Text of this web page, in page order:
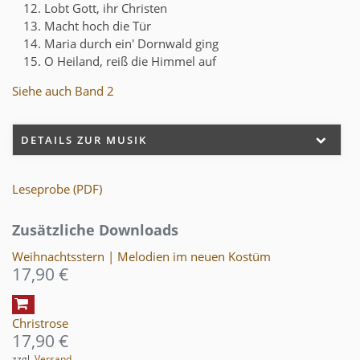
Lobt Gott, ihr Christen
Macht hoch die Tür
Maria durch ein' Dornwald ging
O Heiland, reiß die Himmel auf
Siehe auch Band 2
DETAILS ZUR MUSIK
Leseprobe (PDF)
Zusätzliche Downloads
Weihnachtsstern | Melodien im neuen Kostüm
17,90 €
Christrose
17,90 €